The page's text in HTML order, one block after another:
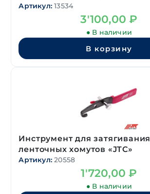
Артикул: 13534
3'100,00₽
● В наличии
В корзину
Инструмент для затягивания
ленточных хомутов «JTC»
Артикул: 20558
1'720,00₽
● В наличии